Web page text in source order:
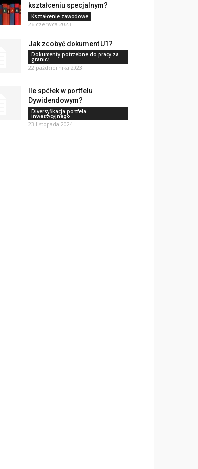
kształceniu specjalnym?
Kształcenie zawodowe
26 czerwca 2023
Jak zdobyć dokument U1?
Dokumenty potrzebne do pracy za
granicą
22 października 2023
Ile spółek w portfelu
Dywidendowym?
Diversyfikacja portfela
inwestycyjnego
23 listopada 2024